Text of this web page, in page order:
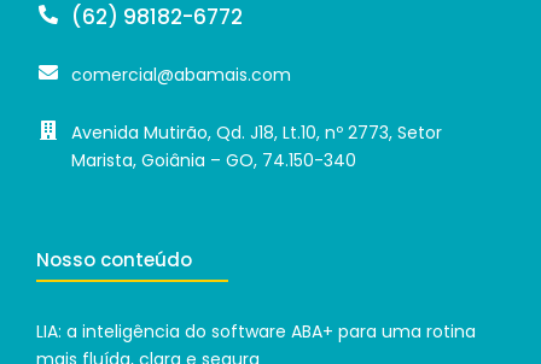
(62) 98182-6772
comercial@abamais.com
Avenida Mutirão, Qd. J18, Lt.10, nº 2773, Setor
Marista, Goiânia – GO, 74.150-340
Nosso conteúdo
LIA: a inteligência do software ABA+ para uma rotina
mais fluída, clara e segura